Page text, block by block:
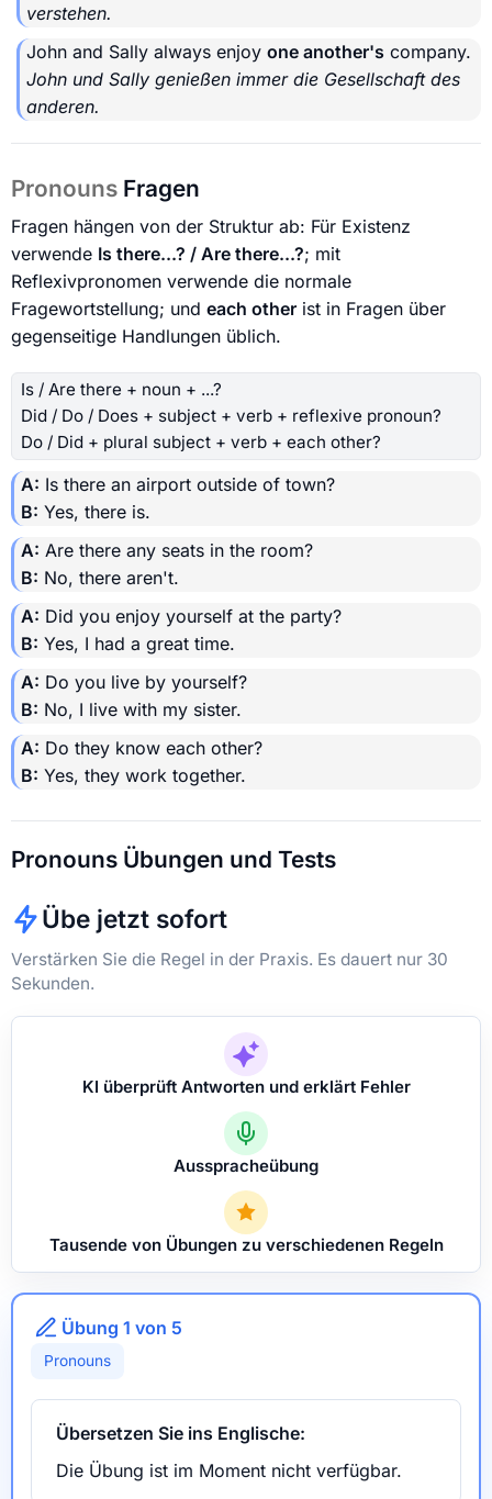
verstehen.
John and Sally always enjoy one another's company.
John und Sally genießen immer die Gesellschaft des
anderen.
Pronouns Fragen
Fragen hängen von der Struktur ab: Für Existenz
verwende Is there...? / Are there...?; mit
Reflexivpronomen verwende die normale
Fragewortstellung; und each other ist in Fragen über
gegenseitige Handlungen üblich.
Is / Are there + noun + ...?
Did / Do / Does + subject + verb + reflexive pronoun?
Do / Did + plural subject + verb + each other?
A: Is there an airport outside of town?
B: Yes, there is.
A: Are there any seats in the room?
B: No, there aren't.
A: Did you enjoy yourself at the party?
B: Yes, I had a great time.
A: Do you live by yourself?
B: No, I live with my sister.
A: Do they know each other?
B: Yes, they work together.
Pronouns Übungen und Tests
Übe jetzt sofort
Verstärken Sie die Regel in der Praxis. Es dauert nur 30
Sekunden.
KI überprüft Antworten und erklärt Fehler
Ausspracheübung
Tausende von Übungen zu verschiedenen Regeln
Übung 1 von 5
Pronouns
Übersetzen Sie ins Englische:
Die Übung ist im Moment nicht verfügbar.